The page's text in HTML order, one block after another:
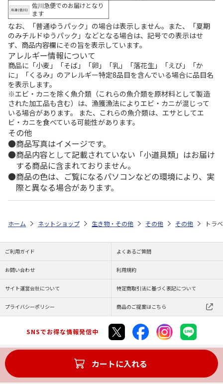
佐川急便でのお届けとなり
ます
なお、「普通ゆうパック」の場合は表示しません。また、「夏期
のみチルドゆうパック」などとなる場合は、記号での表示はせ
ず、商品内容欄にその旨を表示しています。
アレルギー情報について
商品に「小麦」「そば」「卵」「乳」「落花生」「えび」「か
に」「くるみ」のアレルギー特定8品目を含んでいる場合に品目名
を表示します。
※エビ・カニを除く魚介類（これらの魚介類を原材料として製造
された加工品も含む）は、漁獲漁法によりエビ・カニが混じって
いる場合があります。 また、これらの魚介類は、エサとしてエ
ビ・カニを食べている可能性があります。
その他
商品写真はイメージです。
商品内容として記載されていない「小道具類」はお届け
する商品に含まれておりません。
商品の色は、ご覧になるパソコンなどの環境により、実
際と異なる場合があります。
カートに入れる
ホーム ネットショップ 生き物・その他 その他 その他 トラ
ご利用ガイド よくあるご質問
お問い合わせ 利用規約
サイト運営会社について 特定商取引法に基づく表記について
プライバシーポリシー 商品のご提案はこちら
SNSでお得な情報発信中